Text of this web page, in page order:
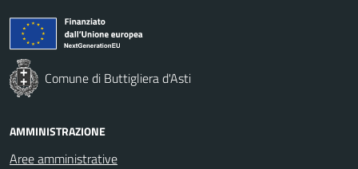
Comune di Buttigliera d'Asti
AMMINISTRAZIONE
Aree amministrative